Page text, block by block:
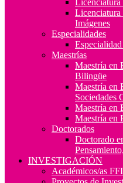
Licenciatura
Licenciatura
Imágenes
Especialidades
Maestrías
Maestría en
Bilingüe
Maestría en
Sociedades
Maestría en
Maestría en
Doctorados
Doctorado
INVESTIGACIÓN
Académicos/as FFI